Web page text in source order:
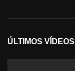
ÚLTIMOS VÍDEOS